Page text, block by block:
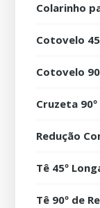
Colarinho
Cotovelo
Cotovelo
Cruzeta
Redução
Tê 45º
Tê 90º de